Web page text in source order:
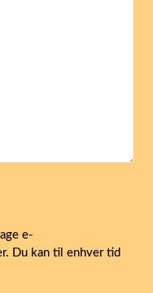
e-
Du kan til enhver tid